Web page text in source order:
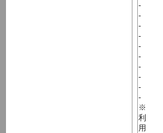
-
-
-
-
-
-
-
-
-
-
※
利
用